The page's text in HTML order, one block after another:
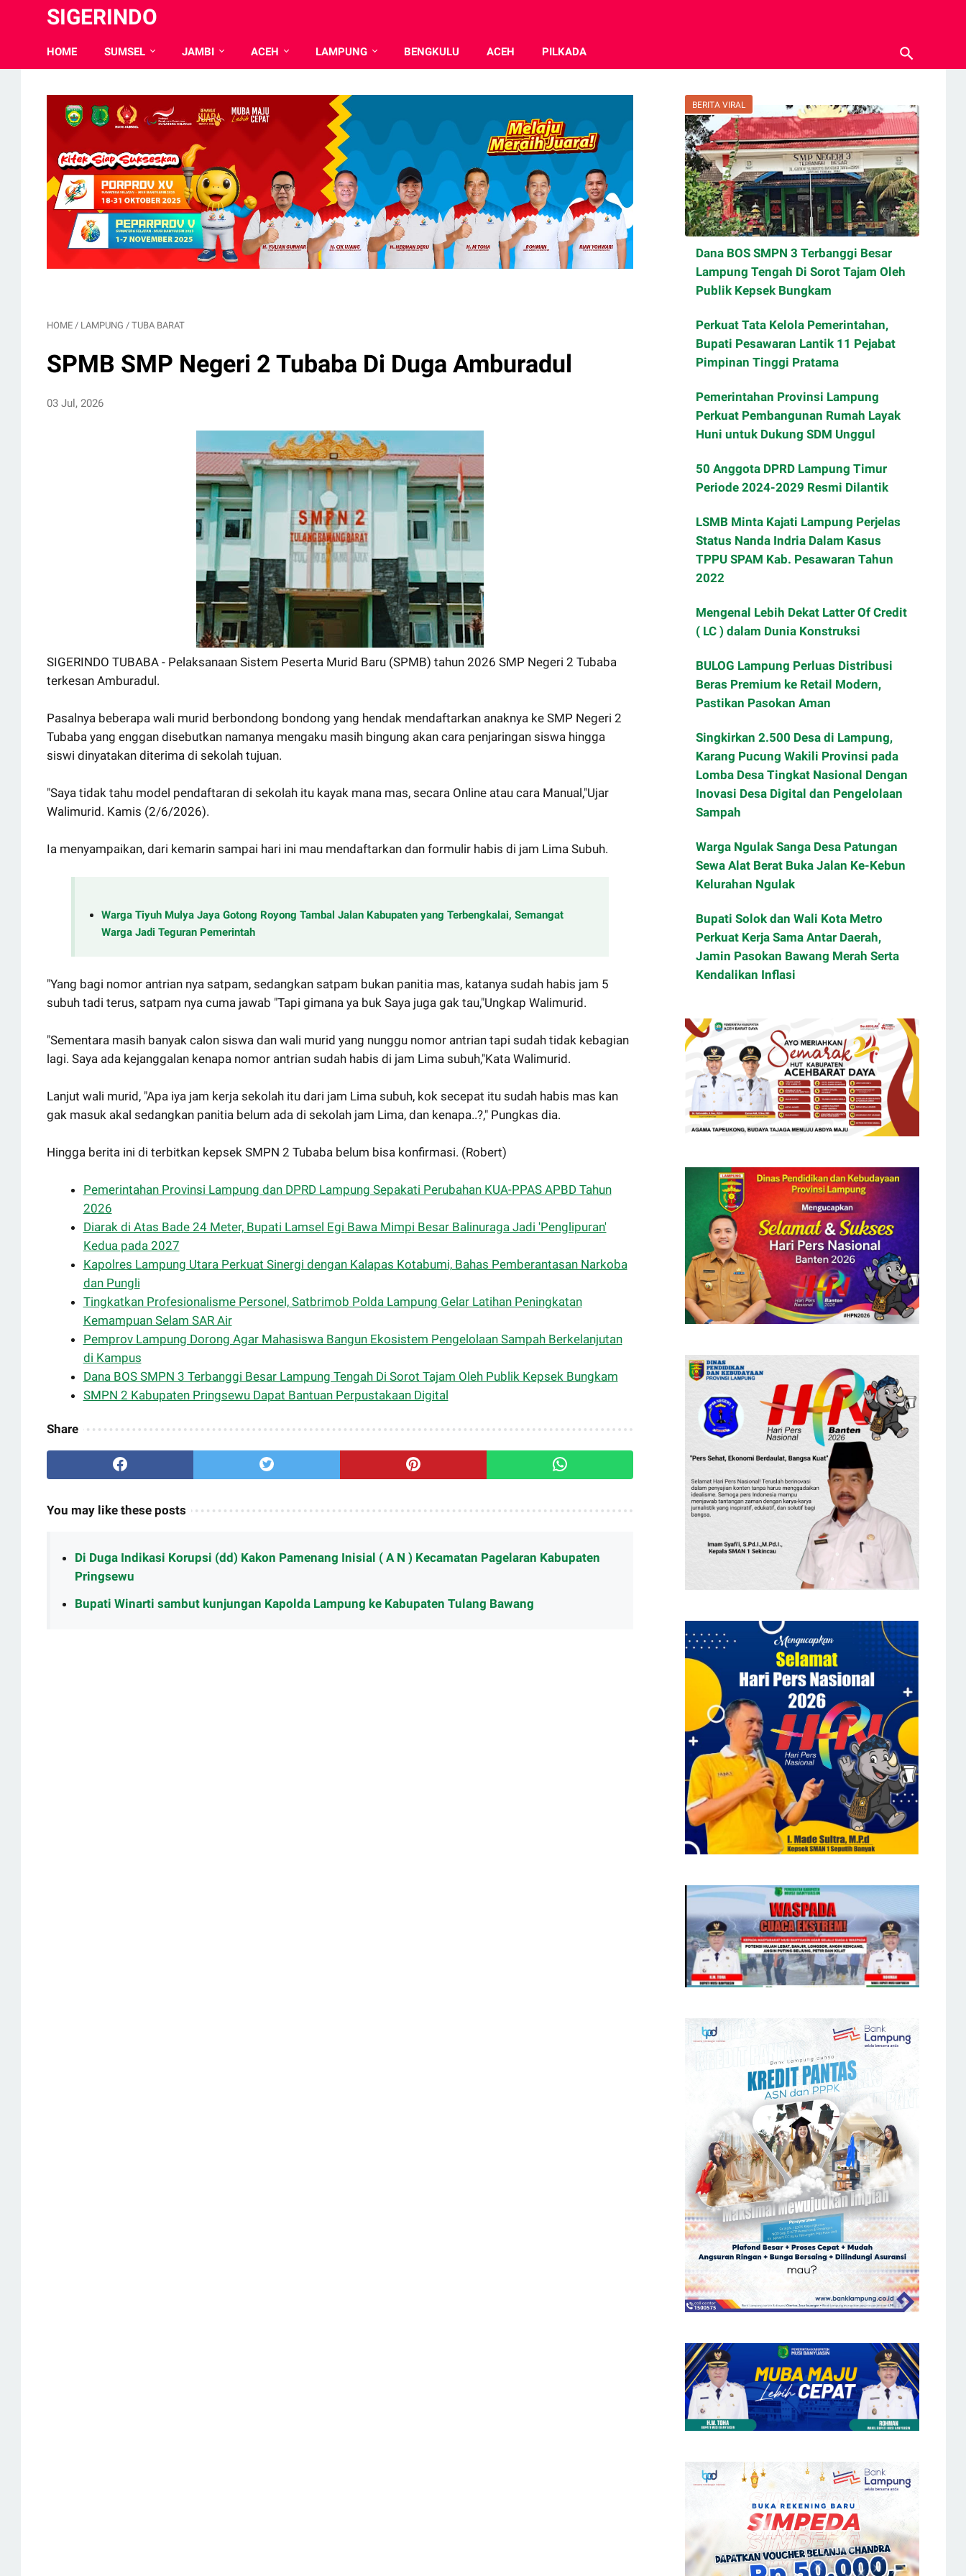
SIGERINDO
HOME SUMSEL JAMBI ACEH LAMPUNG BENGKULU ACEH PILKADA
HOME / LAMPUNG / TUBA BARAT
SPMB SMP Negeri 2 Tubaba Di Duga Amburadul
03 Jul, 2026
SIGERINDO TUBABA - Pelaksanaan Sistem Peserta Murid Baru (SPMB) tahun 2026 SMP Negeri 2 Tubaba
terkesan Amburadul.
Pasalnya beberapawali murid berbondong bondong yang hendak mendaftarkan anaknya ke SMP Negeri 2
Tubaba yang enggan disebutkan namanya mengaku masih bingung akan cara penjaringan siswa hingga
siswi dinyatakan diterima di sekolah tujuan.
"Saya tidak tahu model pendaftaran di sekolah itu kayak mana mas, secara Online atau cara Manual,"Ujar
Walimurid. Kamis (2/6/2026).
Ia menyampaikan, dari kemarin sampai hari ini mau mendaftarkan dan formulir habis di jam Lima Subuh.
Warga Tiyuh Mulya Jaya Gotong Royong Tambal Jalan Kabupaten yang Terbengkalai, Semangat
Warga Jadi Teguran Pemerintah
"Yang bagi nomor antrian nya satpam, sedangkan satpam bukan panitia mas, katanya sudah habis jam 5
subuh tadi terus, satpam nya cuma jawab "Tapi gimana ya buk Saya juga gak tau,"Ungkap Walimurid.
"Sementara masih banyak calon siswa dan wali murid yang nunggu nomor antrian tapi sudah tidak kebagian
lagi. Saya ada kejanggalan kenapa nomor antrian sudah habis di jam Lima subuh,"Kata Walimurid.
Lanjut wali murid, "Apa iya jam kerja sekolah itu dari jam Lima subuh, kok secepat itu sudah habis mas kan
gak masuk akal sedangkan panitia belum ada di sekolah jam Lima, dan kenapa..?," Pungkas dia.
Hingga berita ini di terbitkan kepsek SMPN 2 Tubaba belum bisa konfirmasi. (Robert)
Pemerintahan Provinsi Lampung dan DPRD Lampung Sepakati Perubahan KUA-PPAS APBD Tahun
2026
Diarak di Atas Bade 24 Meter, Bupati Lamsel Egi Bawa Mimpi Besar Balinuraga Jadi 'Penglipuran'
Kedua pada 2027
Kapolres Lampung Utara Perkuat Sinergi dengan Kalapas Kotabumi, Bahas Pemberantasan Narkoba
dan Pungli
Tingkatkan Profesionalisme Personel, Satbrimob Polda Lampung Gelar Latihan Peningkatan
Kemampuan Selam SAR Air
Pemprov Lampung Dorong Agar Mahasiswa Bangun Ekosistem Pengelolaan Sampah Berkelanjutan
di Kampus
Dana BOS SMPN 3 Terbanggi Besar Lampung Tengah Di Sorot Tajam Oleh Publik Kepsek Bungkam
SMPN 2 Kabupaten Pringsewu Dapat Bantuan Perpustakaan Digital
Share
You may like these posts
Di Duga Indikasi Korupsi (dd) Kakon Pamenang Inisial ( A N ) Kecamatan Pagelaran Kabupaten
Pringsewu
Bupati Winarti sambut kunjungan Kapolda Lampung ke Kabupaten Tulang Bawang
BERITA VIRAL
Dana BOS SMPN 3 Terbanggi Besar
Lampung Tengah Di Sorot Tajam Oleh
Publik Kepsek Bungkam
Perkuat Tata Kelola Pemerintahan,
Bupati Pesawaran Lantik 11 Pejabat
Pimpinan Tinggi Pratama
Pemerintahan Provinsi Lampung
Perkuat Pembangunan Rumah Layak
Huni untuk Dukung SDM Unggul
50 Anggota DPRD Lampung Timur
Periode 2024-2029 Resmi Dilantik
LSMB Minta Kajati Lampung Perjelas
Status Nanda Indria Dalam Kasus
TPPU SPAM Kab. Pesawaran Tahun
2022
Mengenal Lebih Dekat Latter Of Credit
( LC ) dalam Dunia Konstruksi
BULOG Lampung Perluas Distribusi
Beras Premium ke Retail Modern,
Pastikan Pasokan Aman
Singkirkan 2.500 Desa di Lampung,
Karang Pucung Wakili Provinsi pada
Lomba Desa Tingkat Nasional Dengan
Inovasi Desa Digital dan Pengelolaan
Sampah
Warga Ngulak Sanga Desa Patungan
Sewa Alat Berat Buka Jalan Ke-Kebun
Kelurahan Ngulak
Bupati Solok dan Wali Kota Metro
Perkuat Kerja Sama Antar Daerah,
Jamin Pasokan Bawang Merah Serta
Kendalikan Inflasi